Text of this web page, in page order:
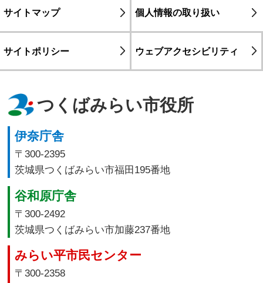
サイトマップ 個人情報の取り扱い
サイトポリシー ウェブアクセシビリティ
つくばみらい市役所
伊奈庁舎
〒300-2395
茨城県つくばみらい市福田195番地
谷和原庁舎
〒300-2492
茨城県つくばみらい市加藤237番地
みらい平市民センター
〒300-2358